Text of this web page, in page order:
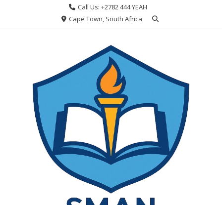
Call Us: +2782 444 YEAH
Cape Town, South Africa